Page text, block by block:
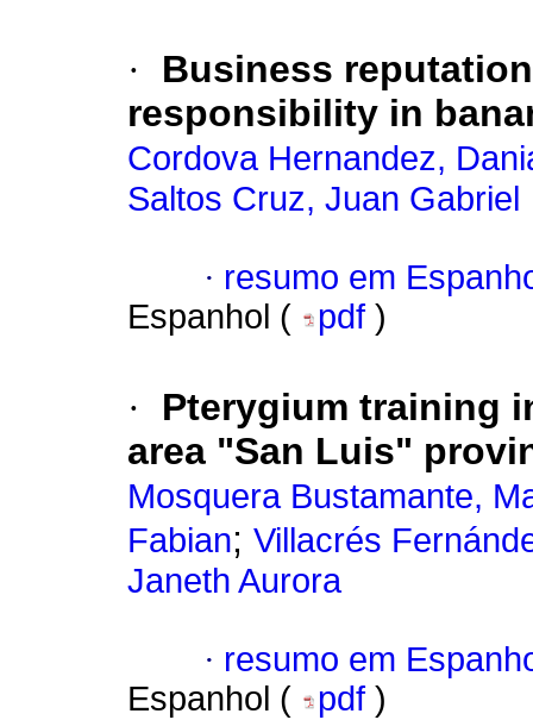
·
Business
responsibility in
Cordova Hernandez,
Saltos Cruz, Juan Gabriel
· resumo em
Espanhol (
pdf )
·
Pterygium training
area "San Luis"
Mosquera Bustamante,
Fabian; Villacrés
Janeth Aurora
· resumo em
Espanhol (
pdf )